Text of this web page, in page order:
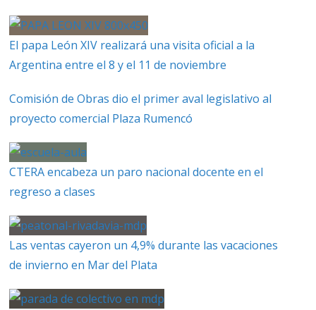
El papa León XIV realizará una visita oficial a la
Argentina entre el 8 y el 11 de noviembre
Comisión de Obras dio el primer aval legislativo al
proyecto comercial Plaza Rumencó
CTERA encabeza un paro nacional docente en el
regreso a clases
Las ventas cayeron un 4,9% durante las vacaciones
de invierno en Mar del Plata